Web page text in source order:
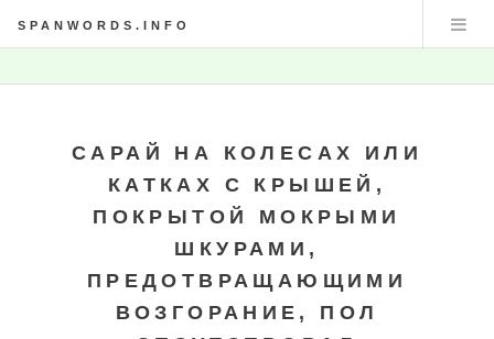
SPANWORDS.INFO
САРАЙ НА КОЛЕСАХ ИЛИ
КАТКАХ С КРЫШЕЙ,
ПОКРЫТОЙ МОКРЫМИ
ШКУРАМИ,
ПРЕДОТВРАЩАЮЩИМИ
ВОЗГОРАНИЕ, ПОЛ